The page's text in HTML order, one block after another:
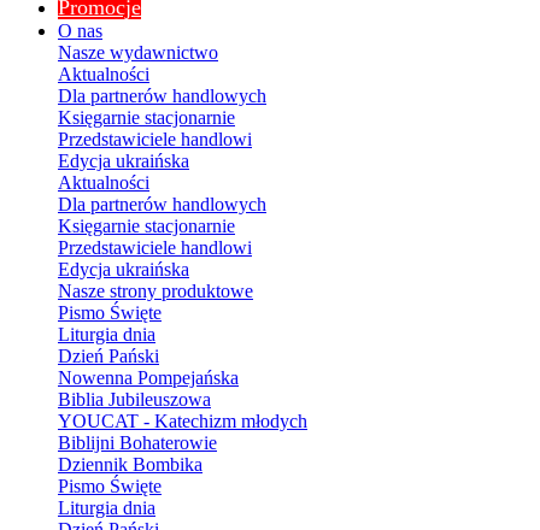
Promocje
O nas
Nasze wydawnictwo
Aktualności
Dla partnerów handlowych
Księgarnie stacjonarnie
Przedstawiciele handlowi
Edycja ukraińska
Aktualności
Dla partnerów handlowych
Księgarnie stacjonarnie
Przedstawiciele handlowi
Edycja ukraińska
Nasze strony produktowe
Pismo Święte
Liturgia dnia
Dzień Pański
Nowenna Pompejańska
Biblia Jubileuszowa
YOUCAT - Katechizm młodych
Biblijni Bohaterowie
Dziennik Bombika
Pismo Święte
Liturgia dnia